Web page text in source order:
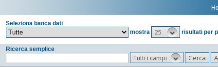
Seleziona banca dati
mostra
25 risultati per
Ricerca semplice
Tutti i campi